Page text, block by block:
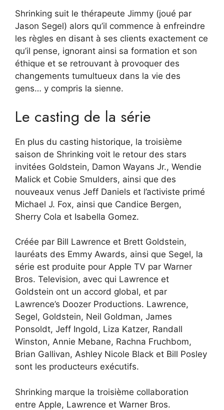
Shrinking suit le thérapeute Jimmy (joué par
Jason Segel) alors qu’il commence à enfreindre
les règles en disant à ses clients exactement ce
qu’il pense, ignorant ainsi sa formation et son
éthique et se retrouvant à provoquer des
changements tumultueux dans la vie des
gens… y compris la sienne.
Le casting de la série
En plus du casting historique, la troisième
saison de Shrinking voit le retour des stars
invitées Goldstein, Damon Wayans Jr., Wendie
Malick et Cobie Smulders, ainsi que des
nouveaux venus Jeff Daniels et l’activiste primé
Michael J. Fox, ainsi que Candice Bergen,
Sherry Cola et Isabella Gomez.
Créée par Bill Lawrence et Brett Goldstein,
lauréats des Emmy Awards, ainsi que Segel, la
série est produite pour Apple TV par Warner
Bros. Television, avec qui Lawrence et
Goldstein ont un accord global, et par
Lawrence’s Doozer Productions. Lawrence,
Segel, Goldstein, Neil Goldman, James
Ponsoldt, Jeff Ingold, Liza Katzer, Randall
Winston, Annie Mebane, Rachna Fruchbom,
Brian Gallivan, Ashley Nicole Black et Bill Posley
sont les producteurs exécutifs.
Shrinking marque la troisième collaboration
entre Apple, Lawrence et Warner Bros.